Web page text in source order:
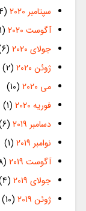
سپتامبر 2020
(4)
آگوست 2020
(1)
جولای 2020
(6)
ژوئن 2020
(2)
می 2020
(10)
فوریه 2020
(1)
دسامبر 2019
(6)
نوامبر 2019
(1)
آگوست 2019
(8)
جولای 2019
(4)
ژوئن 2019
(10)